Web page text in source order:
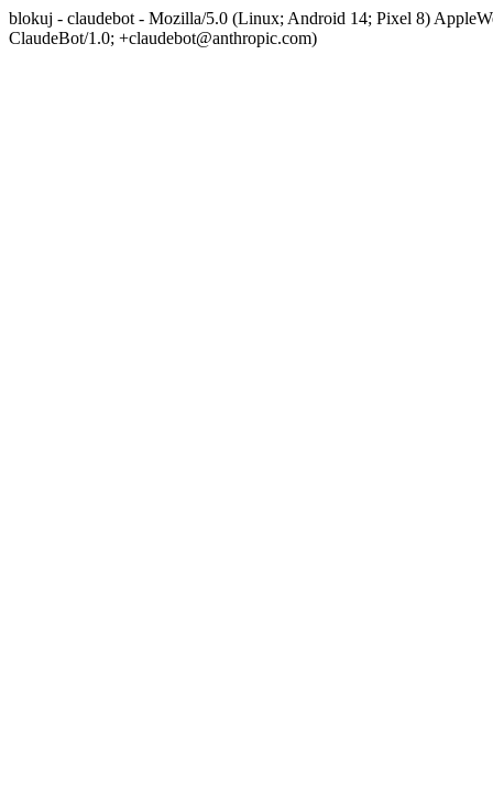
blokuj - claudebot - Mozilla/5.0 (Linux; Android 14; Pixel 8)
ClaudeBot/1.0; +claudebot@anthropic.com)